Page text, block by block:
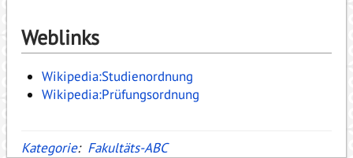
Weblinks
Wikipedia:Studienordnung
Wikipedia:Prüfungsordnung
Kategorie: Fakultäts-ABC